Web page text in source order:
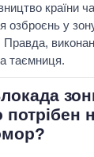
країни
озброєнь у
Правда,
таємниця.
потрібен